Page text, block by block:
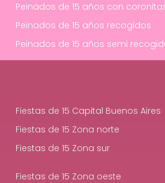
Peinados de 15 años con
Peinados de 15 años recogidos
Peinados de 15 años semi
Fiestas de 15 Capital Buenos Aires
Fiestas de 15 Zona norte
Fiestas de 15 Zona sur
Fiestas de 15 Zona oeste